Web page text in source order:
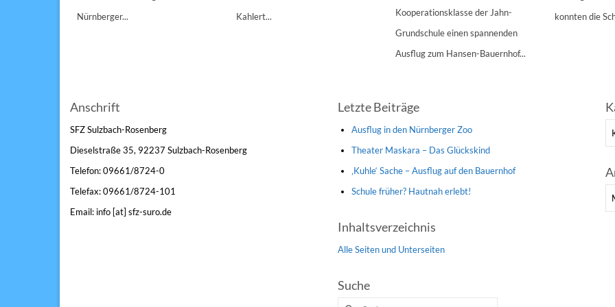
Nürnberger...
Kahlert...
Kooperationsklasse der Jahn-
Grundschule einen spannenden
Ausflug zum Hansen-Bauernhof...
konnten die
Anschrift
SFZ Sulzbach-Rosenberg
Dieselstraße 35, 92237 Sulzbach-Rosenberg
Telefon: 09661/8724-0
Telefax: 09661/8724-101
Email: info [at] sfz-suro.de
Letzte Beiträge
Ausflug in den Nürnberger Zoo
Theater Maskara – Das Glückskind
‚Kuhle‘ Sache – Ausflug auf den Bauernhof
Schule früher? Hautnah erlebt!
Inhaltsverzeichnis
Alle Seiten und Unterseiten
Suche